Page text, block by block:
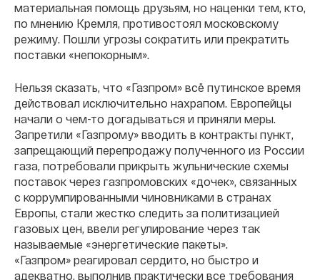
материальная помощь друзьям, но наценки тем, кто,
по мнению Кремля, противостоял московскому
режиму. Пошли угрозы сократить или прекратить
поставки «непокорным».
Нельзя сказать, что «Газпром» всё путинское время
действовал исключительно нахрапом. Европейцы
начали о чем-то догадываться и приняли меры.
Запретили «Газпрому» вводить в контракты пункт,
запрещающий перепродажу полученного из России
газа, потребовали прикрыть жульнические схемы
поставок через газпромовских «дочек», связанных
с коррумпированными чиновниками в странах
Европы, стали жестко следить за политизацией
газовых цен, ввели регулирование через так
называемые «энергетические пакеты».
«Газпром» реагировал сердито, но быстро и
адекватно, выполнив практически все требования